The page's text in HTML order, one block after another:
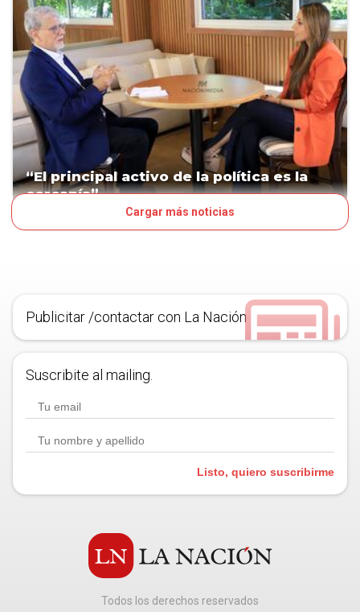
“El principal activo de la política es la
cercanía”
EL GRAN DIARIO DEL DOMINGOCargar más noticias
Publicitar /contactar con La Nación
Suscribite al mailing.
Listo, quiero suscribirme
Todos los derechos reservados